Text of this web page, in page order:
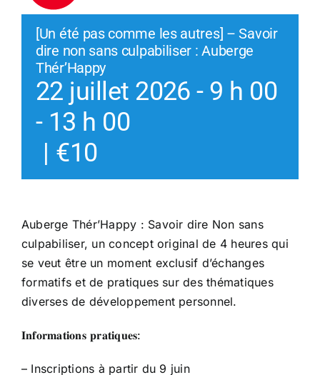
[Un été pas comme les autres] – Savoir
dire non sans culpabiliser : Auberge
Thér’Happy
22 juillet 2026 - 9 h 00
- 13 h 00
| €10
Auberge Thér’Happy : Savoir dire Non sans
culpabiliser, un concept original de 4 heures qui
se veut être un moment exclusif d’échanges
formatifs et de pratiques sur des thématiques
diverses de développement personnel.
𝐈𝐧𝐟𝐨𝐫𝐦𝐚𝐭𝐢𝐨𝐧𝐬 𝐩𝐫𝐚𝐭𝐢𝐪𝐮𝐞𝐬:
– Inscriptions à partir du 9 juin